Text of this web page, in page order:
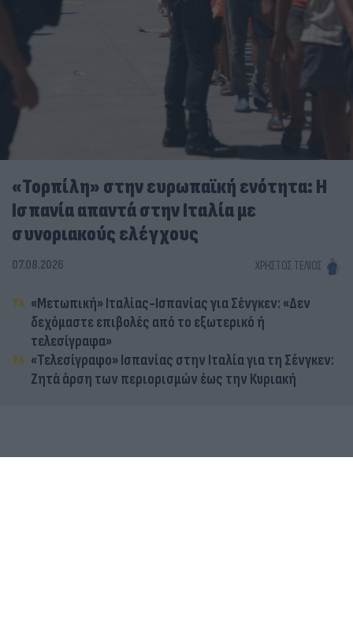
«Τορπίλη» στην ευρωπαϊκή ενότητα: Η
Ισπανία απαντά στην Ιταλία με
συνοριακούς ελέγχους
07.08.2026 ΧΡΉΣΤΟΣ ΤΈΛΙΟΣ
«Μετωπική» Ιταλίας-Ισπανίας για Σένγκεν: «Δεν
δεχόμαστε επιβολές από το εξωτερικό ή
τελεσίγραφα»
«Τελεσίγραφο» Ισπανίας στην Ιταλία για τη Σένγκεν:
Ζητά άρση των περιορισμών έως την Κυριακή